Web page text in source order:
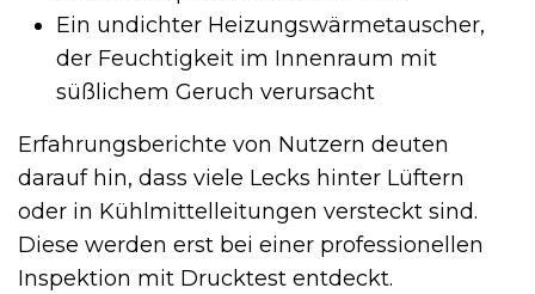
Ein undichter Heizungswärmetauscher,
der Feuchtigkeit im Innenraum mit
süßlichem Geruch verursacht
Erfahrungsberichte von Nutzern deuten
darauf hin, dass viele Lecks hinter Lüftern
oder in Kühlmittelleitungen versteckt sind.
Diese werden erst bei einer professionellen
Inspektion mit Drucktest entdeckt.